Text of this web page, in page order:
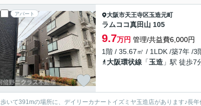
アパート 大阪市天王寺区玉造元町
ラムココ真田山 105
9.7万円 管理/共益費6,000円
1階 / 35.67㎡ / 1LDK /築7年 /3
大阪環状線 「玉造 」駅 徒歩7
歩いて391mの場所に、デイリーカナートイズミヤ玉造店があります♪長